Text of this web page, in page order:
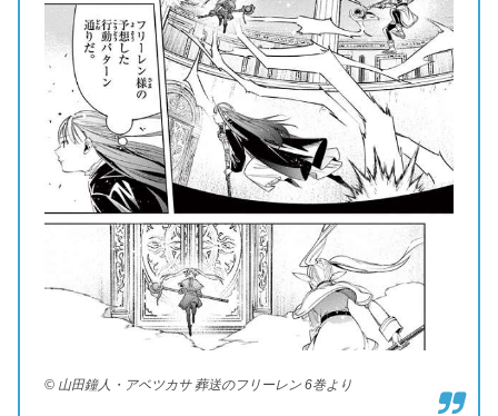
© 山田鐘人・アベツカサ 葬送のフリーレン 6巻より